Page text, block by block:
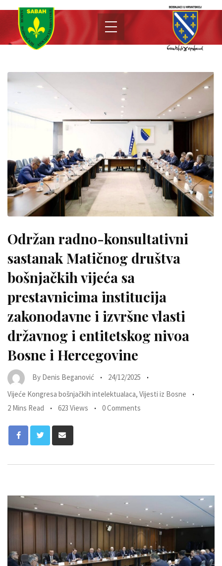
Održan radno-konsultativni
sastanak Matičnog društva
bošnjačkih vijeća sa
prestavnicima institucija
zakonodavne i izvršne vlasti
državnog i entitetskog nivoa
Bosne i Hercegovine
By Denis Beganović
24/12/2025
Vijeće Kongresa bošnjačkih intelektualaca, Vijesti iz Bosne
2 Mins Read
623 Views 0 Comments